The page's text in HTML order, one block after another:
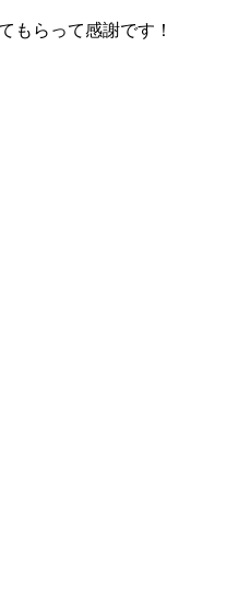
もらって感謝です！